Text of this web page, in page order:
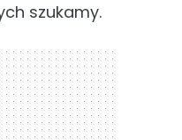
szukamy.